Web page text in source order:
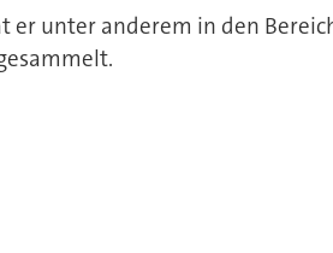
er unter anderem in den